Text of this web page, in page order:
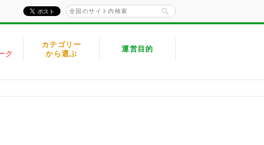
ク
カテゴリー
から選ぶ
運営目的